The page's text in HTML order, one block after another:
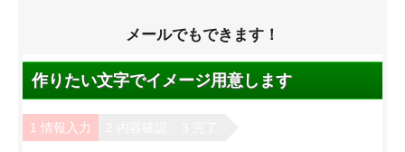
メールでもできます！